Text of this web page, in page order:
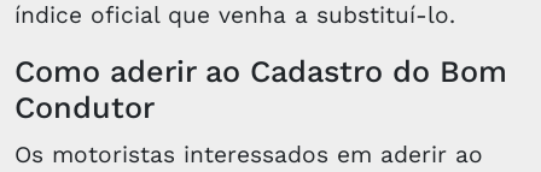
índice oficial que venha a substituí-lo.
Como aderir ao Cadastro do Bom
Condutor
Os motoristas interessados em aderir ao